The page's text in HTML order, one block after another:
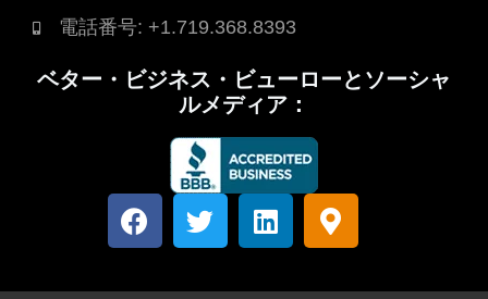
電話番号: +1.719.368.8393
ベター・ビジネス・ビューローとソーシャ
ルメディア：
フ
ェ
ス
T
w
t
L
i
k
マ
ッ
マ